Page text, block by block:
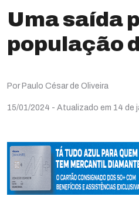
Uma saída
população
Por Paulo César de Oliveira
15/01/2024 - Atualizado em 14 de